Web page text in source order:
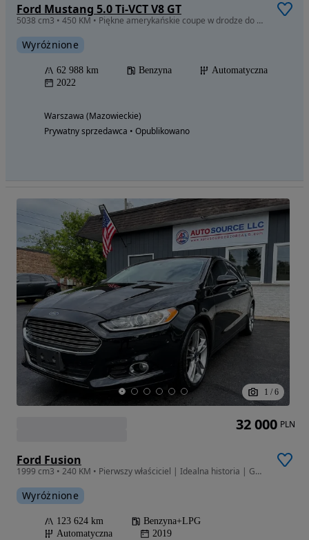
Ford Mustang 5.0 Ti-VCT V8 GT
5038 cm3 • 450 KM • Piękne amerykańskie coupe w drodze do Polski
Wyróżnione
62 988 km Benzyna
Automatyczna
2022
Warszawa (Mazowieckie)
Prywatny sprzedawca • Opublikowano
1 / 6
Ford Fusion
1999 cm3 • 240 KM • Pierwszy właściciel | Idealna historia | Gwarancja
Wyróżnione
123 624 km
Benzyna+LPG
Automatyczna
2019
32 000 PLN